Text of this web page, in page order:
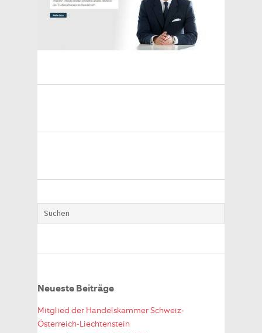
Neueste Beiträge
Mitglied der Handelskammer Schweiz-
Österreich-Liechtenstein